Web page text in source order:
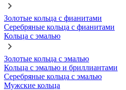
Золотые кольца с фианитами
Серебряные кольца с фианитами
Кольца с эмалью
Золотые кольца с эмалью
Кольца с эмалью и бриллиантами
Серебряные кольца с эмалью
Мужские кольца